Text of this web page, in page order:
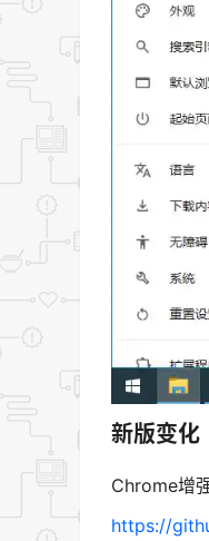
新版变化
Chrome增
https://